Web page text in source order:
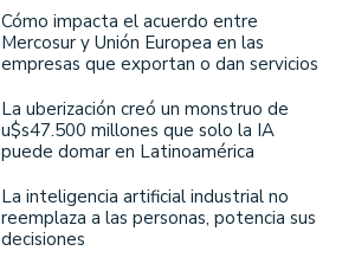
Cómo impacta el acuerdo entre
Mercosur y Unión Europea en las
empresas que exportan o dan servicios
La uberización creó un monstruo de
u$s47.500 millones que solo la IA
puede domar en Latinoamérica
La inteligencia artificial industrial no
reemplaza a las personas, potencia sus
decisiones